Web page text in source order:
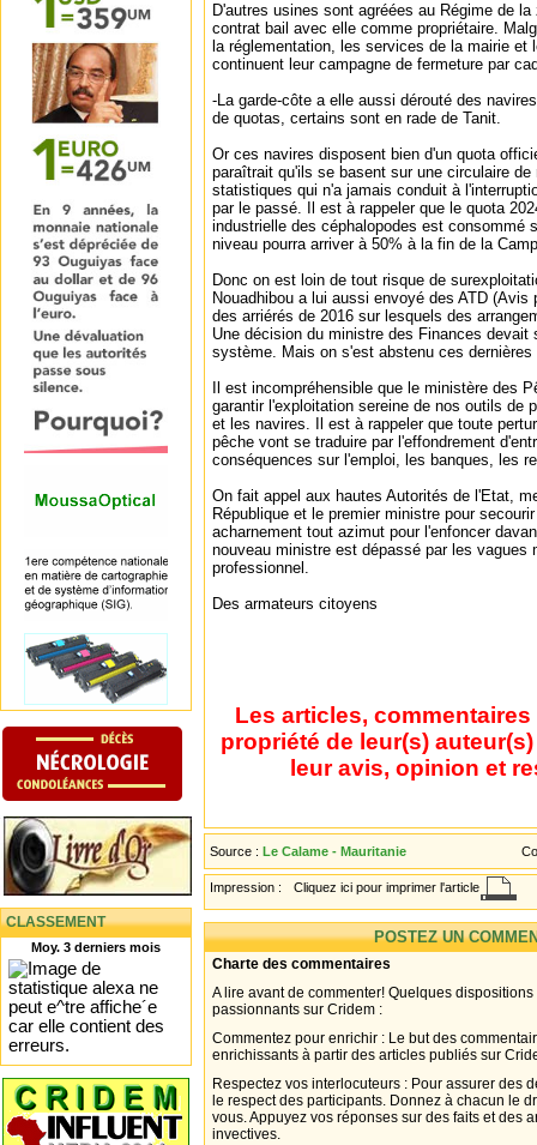
CLASSEMENT
Moy. 3 derniers mois
D'autres usines sont agréées au Régime de
contrat bail avec elle comme propriétaire.
la réglementation, les services de la mairie et
continuent leur campagne de fermeture par
-La garde-côte a elle aussi dérouté des
de quotas, certains sont en rade de Tanit.
Or ces navires disposent bien d'un quota
paraîtrait qu'ils se basent sur une circulaire
statistiques qui n'a jamais conduit à
par le passé. Il est à rappeler que le quota
industrielle des céphalopodes est consommé
niveau pourra arriver à 50% à la fin de la
Donc on est loin de tout risque de
Nouadhibou a lui aussi envoyé des ATD (Avis
des arriérés de 2016 sur lesquels des
Une décision du ministre des Finances devait
système. Mais on s'est abstenu ces dernières
Il est incompréhensible que le ministère des
garantir l'exploitation sereine de nos outils de
et les navires. Il est à rappeler que toute
pêche vont se traduire par l'effondrement
conséquences sur l'emploi, les banques, les
On fait appel aux hautes Autorités de l'Etat,
République et le premier ministre pour
acharnement tout azimut pour l'enfoncer
nouveau ministre est dépassé par les vagues
professionnel.
Des armateurs citoyens
Les articles,
propriété de leur(s)
leur avis, opinion et
Source : Le Calame - Mauritanie
Impression : Cliquez ici pour imprimer l'article
POSTEZ UN
Charte des commentaires
A lire avant de commenter! Quelques
passionnants sur Cridem :
Commentez pour enrichir : Le but des
enrichissants à partir des articles publiés sur
Respectez vos interlocuteurs : Pour assurer des
le respect des participants. Donnez à chacun le
vous. Appuyez vos réponses sur des faits et des
invectives.